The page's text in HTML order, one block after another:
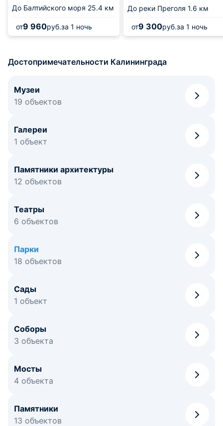
До Балтийского моря 25.4 км
от9 960руб.за 1 ночь
До реки Преголя 1.6 км
от9 300руб.за 1 ночь
Достопримечательности Калининграда
Музеи
19 объектов
Галереи
1 объект
Памятники архитектуры
12 объектов
Театры
6 объектов
Парки
18 объектов
Сады
1 объект
Соборы
3 объекта
Мосты
4 объекта
Памятники
13 объектов